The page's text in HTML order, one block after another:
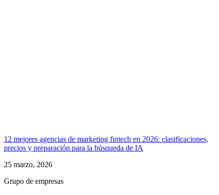
12 mejores agencias de marketing fintech en 2026: clasificaciones,
precios y preparación para la búsqueda de IA
25 marzo, 2026
Grupo de empresas